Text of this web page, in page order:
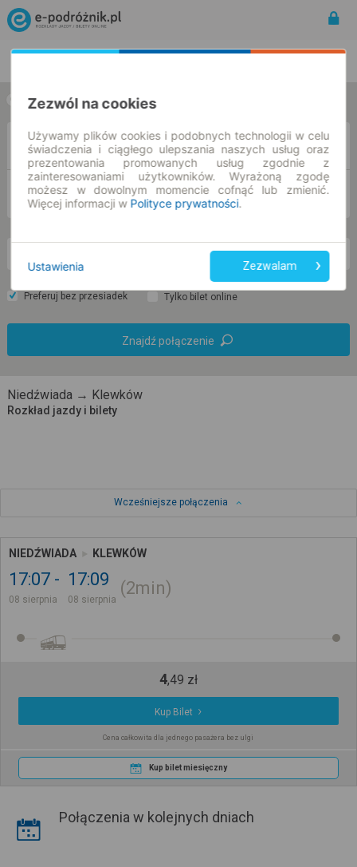
w jedną stronę w obie strony
Z
DO
Preferuj bez przesiadek Tylko bilet online
Znajdź połączenie
Niedźwiada → Klewków
Rozkład jazdy i bilety
Wcześniejsze połączenia
NIEDŹWIADA KLEWKÓW
17:07
08 sierpnia
17:09
08 sierpnia
2min
4,49 zł
Kup Bilet
Cena całkowita dla jednego pasażera bez ulgi
Kup bilet miesięczny
Połączenia w kolejnych dniach
Zezwól na cookies
Używamy plików cookies i podobnych technologii w celu
świadczenia i ciągłego ulepszania naszych usług oraz
prezentowania promowanych usług zgodnie z
zainteresowaniami użytkowników. Wyrażoną zgodę
możesz w dowolnym momencie cofnąć lub zmienić.
Więcej informacji w Polityce prywatności.
Ustawienia Zezwalam